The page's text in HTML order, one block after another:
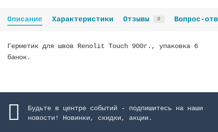
Описание Характеристики Отзывы 0 Вопрос-
Герметик для швов Renolit Touch 900г., упаковка 6
банок.
Будьте в центре событий - подпишитесь на наши
новости! Новинки, скидки, акции.